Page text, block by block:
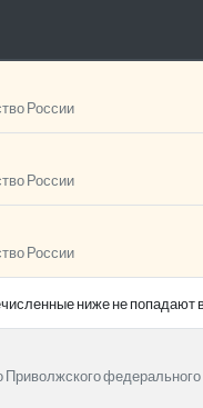
России
России
России
ниже не попадают
Приволжского федерального